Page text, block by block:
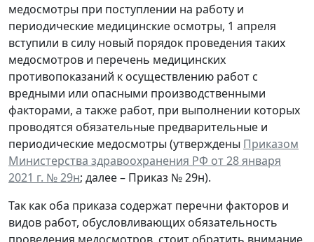
медосмотры при поступлении на работу и
периодические медицинские осмотры, 1 апреля
вступили в силу новый порядок проведения таких
медосмотров и перечень медицинских
противопоказаний к осуществлению работ с
вредными или опасными производственными
факторами, а также работ, при выполнении которых
проводятся обязательные предварительные и
периодические медосмотры (утверждены Приказом
Министерства здравоохранения РФ от 28 января
2021 г. № 29н; далее – Приказ № 29н).
Так как оба приказа содержат перечни факторов и
видов работ, обусловливающих обязательность